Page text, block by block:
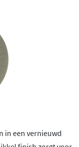
in een vernieuwd